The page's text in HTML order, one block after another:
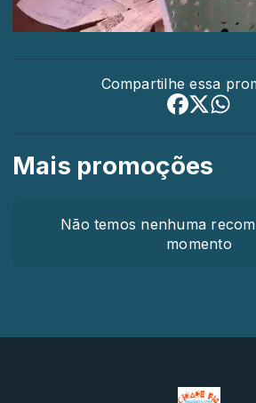
Compartilhe essa
Mais promoções
Não temos nenhuma
momento